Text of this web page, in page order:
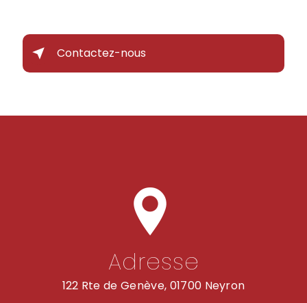
Contactez-nous
Adresse
122 Rte de Genève, 01700 Neyron